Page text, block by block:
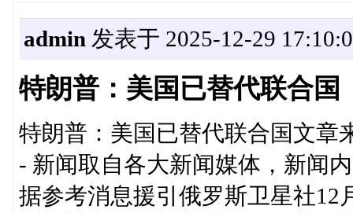
admin 发表于 2025-12-29
特朗普：美国已替代联合国
特朗普：美国已替代联合国文章
- 新闻取自各大新闻媒体，新闻
据参考消息援引俄罗斯卫星社12